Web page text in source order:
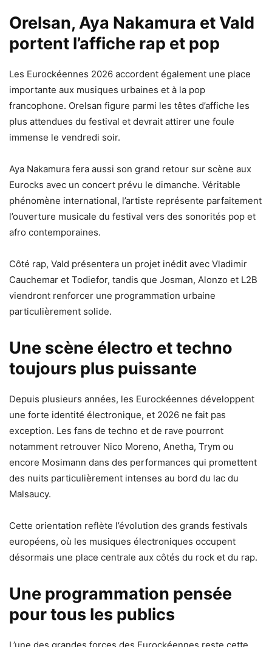
Orelsan, Aya Nakamura et Vald
portent l’affiche rap et pop
Les Eurockéennes 2026 accordent également une place
importante aux musiques urbaines et à la pop
francophone. Orelsan figure parmi les têtes d’affiche les
plus attendues du festival et devrait attirer une foule
immense le vendredi soir.
Aya Nakamura fera aussi son grand retour sur scène aux
Eurocks avec un concert prévu le dimanche. Véritable
phénomène international, l’artiste représente parfaitement
l’ouverture musicale du festival vers des sonorités pop et
afro contemporaines.
Côté rap, Vald présentera un projet inédit avec Vladimir
Cauchemar et Todiefor, tandis que Josman, Alonzo et L2B
viendront renforcer une programmation urbaine
particulièrement solide.
Une scène électro et techno
toujours plus puissante
Depuis plusieurs années, les Eurockéennes développent
une forte identité électronique, et 2026 ne fait pas
exception. Les fans de techno et de rave pourront
notamment retrouver Nico Moreno, Anetha, Trym ou
encore Mosimann dans des performances qui promettent
des nuits particulièrement intenses au bord du lac du
Malsaucy.
Cette orientation reflète l’évolution des grands festivals
européens, où les musiques électroniques occupent
désormais une place centrale aux côtés du rock et du rap.
Une programmation pensée
pour tous les publics